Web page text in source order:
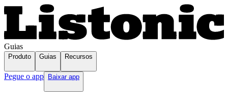
Guias
Produto Guias Recursos
Pegue o app Baixar app